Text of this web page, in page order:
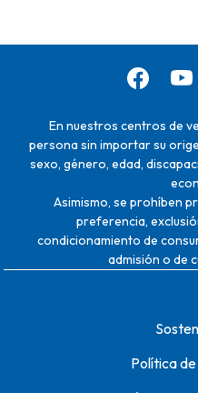
En nuestros centros de
persona sin importar su
sexo, género, edad,
Asimismo, se prohíben
preferencia,
condicionamiento de
admisión o de
Política